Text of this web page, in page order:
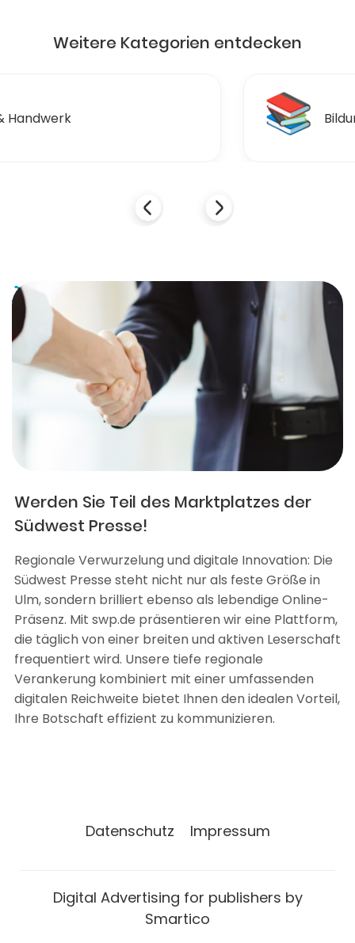
Weitere Kategorien entdecken
📚
Werden Sie Teil des Marktplatzes der
Südwest Presse!
Regionale Verwurzelung und digitale Innovation: Die
Südwest Presse steht nicht nur als feste Größe in
Ulm, sondern brilliert ebenso als lebendige Online-
Präsenz. Mit swp.de präsentieren wir eine Plattform,
die täglich von einer breiten und aktiven Leserschaft
frequentiert wird. Unsere tiefe regionale
Verankerung kombiniert mit einer umfassenden
digitalen Reichweite bietet Ihnen den idealen Vorteil,
Ihre Botschaft effizient zu kommunizieren.
Datenschutz Impressum
Digital Advertising for publishers by
Smartico